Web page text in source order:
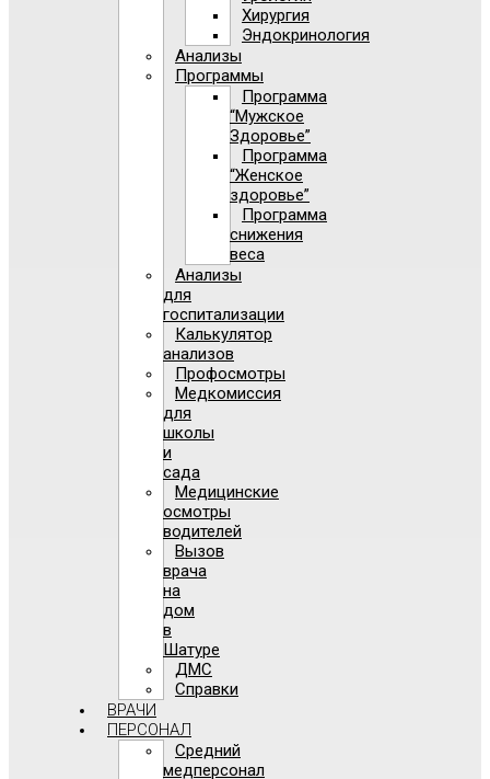
Хирургия
Эндокринология
Анализы
Программы
Программа
“Мужское
Здоровье”
Программа
“Женское
здоровье”
Программа
снижения
веса
Анализы
для
госпитализации
Калькулятор
анализов
Профосмотры
Медкомиссия
для
школы
и
сада
Медицинские
осмотры
водителей
Вызов
врача
на
дом
в
Шатуре
ДМС
Справки
ВРАЧИ
ПЕРСОНАЛ
Средний
медперсонал